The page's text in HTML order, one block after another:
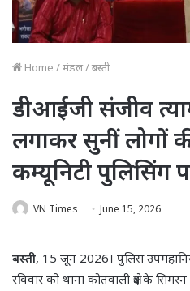
Home /मंडल/बस्ती
डीआईजी संजीव
लगाकर सुनीं लोगों
कम्यूनिटी पुलिसिंग
VN Times June 15, 2026
बस्ती, 15 जून 2026। पुलिस
रविवार को थाना कोतवाली क्षेत्र के